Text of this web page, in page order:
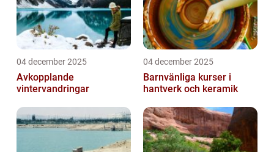
04 december 2025
Avkopplande
vintervandringar
04 december 2025
Barnvänliga kurser i
hantverk och keramik